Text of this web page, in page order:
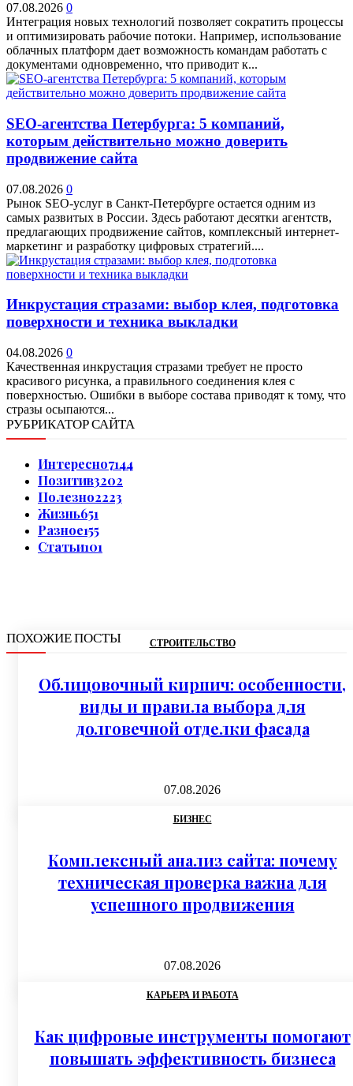
07.08.2026 0
Интеграция новых технологий позволяет сократить процессы
и оптимизировать рабочие потоки. Например, использование
облачных платформ дает возможность командам работать с
документами одновременно, что приводит к...
SEO-агентства Петербурга: 5 компаний,
которым действительно можно доверить
продвижение сайта
07.08.2026 0
Рынок SEO-услуг в Санкт-Петербурге остается одним из
самых развитых в России. Здесь работают десятки агентств,
предлагающих продвижение сайтов, комплексный интернет-
маркетинг и разработку цифровых стратегий....
Инкрустация стразами: выбор клея, подготовка
поверхности и техника выкладки
04.08.2026 0
Качественная инкрустация стразами требует не просто
красивого рисунка, а правильного соединения клея с
поверхностью. Ошибки в выборе состава приводят к тому, что
стразы осыпаются...
РУБРИКАТОР САЙТА
Интересно7144
Позитив3202
Полезно2223
Жизнь651
Разное155
Статьи101
ПОХОЖИЕ ПОСТЫ СТРОИТЕЛЬСТВО
Облицовочный кирпич: особенности,
виды и правила выбора для
долговечной отделки фасада
07.08.2026
БИЗНЕС
Комплексный анализ сайта: почему
техническая проверка важна для
успешного продвижения
07.08.2026
КАРЬЕРА И РАБОТА
Как цифровые инструменты помогают
повышать эффективность бизнеса